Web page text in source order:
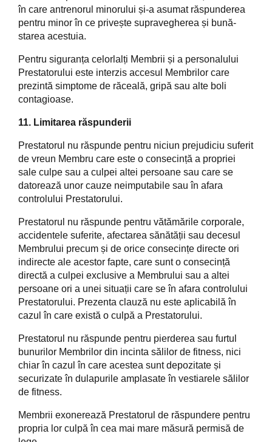
în care antrenorul minorului și-a asumat răspunderea
pentru minor în ce privește supravegherea și bună-
starea acestuia.
Pentru siguranța celorlalți Membrii și a personalului
Prestatorului este interzis accesul Membrilor care
prezintă simptome de răceală, gripă sau alte boli
contagioase.
11. Limitarea răspunderii
Prestatorul nu răspunde pentru niciun prejudiciu suferit
de vreun Membru care este o consecință a propriei
sale culpe sau a culpei altei persoane sau care se
datorează unor cauze neimputabile sau în afara
controlului Prestatorului.
Prestatorul nu răspunde pentru vătămările corporale,
accidentele suferite, afectarea sănătății sau decesul
Membrului precum și de orice consecințe directe ori
indirecte ale acestor fapte, care sunt o consecință
directă a culpei exclusive a Membrului sau a altei
persoane ori a unei situații care se în afara controlului
Prestatorului. Prezenta clauză nu este aplicabilă în
cazul în care există o culpă a Prestatorului.
Prestatorul nu răspunde pentru pierderea sau furtul
bunurilor Membrilor din incinta sălilor de fitness, nici
chiar în cazul în care acestea sunt depozitate și
securizate în dulapurile amplasate în vestiarele sălilor
de fitness.
Membrii exonerează Prestatorul de răspundere pentru
propria lor culpă în cea mai mare măsură permisă de